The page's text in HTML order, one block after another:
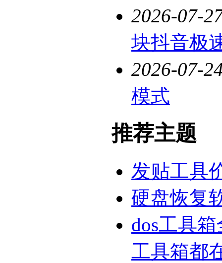
2026-07-
块抖音极
2026-07-
模式
推荐主题
发贴工具
硬盘恢复
dos工具
工具箱都